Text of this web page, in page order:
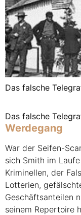
Das falsche
Das falsche
Werdegang
War der Seifen-
sich Smith im
Kriminellen, der
Lotterien,
Geschäftsanteilen
seinem Repertoire